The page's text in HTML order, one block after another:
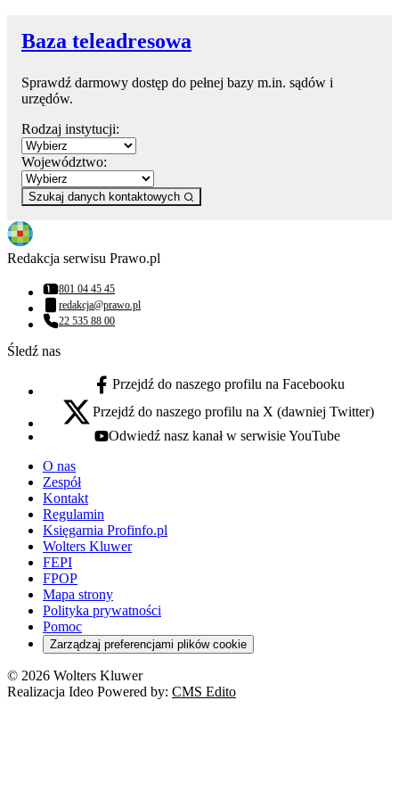
Baza teleadresowa
Sprawdź darmowy dostęp do pełnej bazy m.in. sądów i
urzędów.
Rodzaj instytucji:
Województwo:
Szukaj danych kontaktowych
Redakcja serwisu Prawo.pl
Numer telefonu:
801 04 45 45
Adres email:
redakcja@prawo.pl
Numer telefonu:
22 535 88 00
Śledź nas
facebook - otwiera się w nowej karcie
Przejdź do naszego profilu na Facebooku
x - otwiera się w nowej karcie
Przejdź do naszego profilu na X (dawniej Twitter)
youtube - otwiera się w nowej karcie
Odwiedź nasz kanał w serwisie YouTube
O nas
Zespół
Kontakt
Regulamin
Księgarnia Profinfo.pl
Wolters Kluwer
FEPI
FPOP
Mapa strony
Polityka prywatności
Pomoc
Zarządzaj preferencjami plików cookie
© 2026 Wolters Kluwer
Realizacja Ideo Powered by: CMS Edito